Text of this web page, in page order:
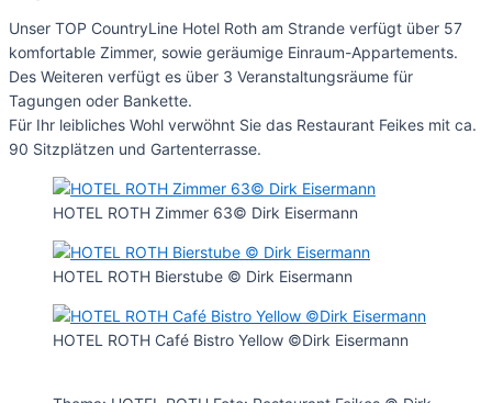
Unser TOP CountryLine Hotel Roth am Strande verfügt über 57
komfortable Zimmer, sowie geräumige Einraum-Appartements.
Des Weiteren verfügt es über 3 Veranstaltungsräume für
Tagungen oder Bankette.
Für Ihr leibliches Wohl verwöhnt Sie das Restaurant Feikes mit ca.
90 Sitzplätzen und Gartenterrasse.
HOTEL ROTH Zimmer 63© Dirk Eisermann
HOTEL ROTH Bierstube © Dirk Eisermann
HOTEL ROTH Café Bistro Yellow ©Dirk Eisermann